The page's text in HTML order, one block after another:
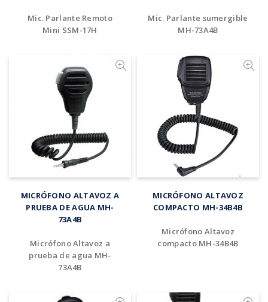
Mic. Parlante Remoto
Mini SSM-17H
Mic. Parlante sumergible
MH-73A4B
Añadir al cotizador
MICRÓFONO ALTAVOZ A
PRUEBA DE AGUA MH-
73A4B
Micrófono Altavoz a
prueba de agua MH-
73A4B
Añadir al cotizador
MICRÓFONO ALTAVOZ
COMPACTO MH-34B4B
Micrófono Altavoz
compacto MH-34B4B